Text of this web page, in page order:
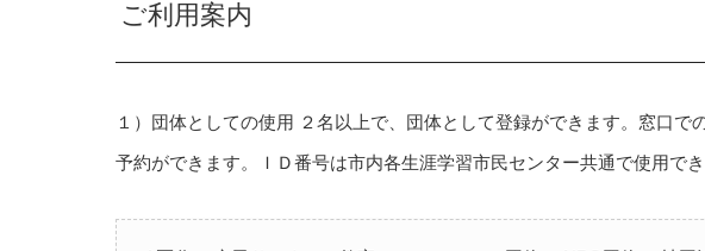
ご利用案内
１）団体としての使用 ２名以上で、団体として登録ができます。窓口で
予約ができます。ＩＤ番号は市内各生涯学習市民センター共通で使用でき